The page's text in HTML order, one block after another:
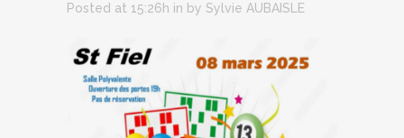
Posted at 15:26h in by Sylvie AUBAISLE